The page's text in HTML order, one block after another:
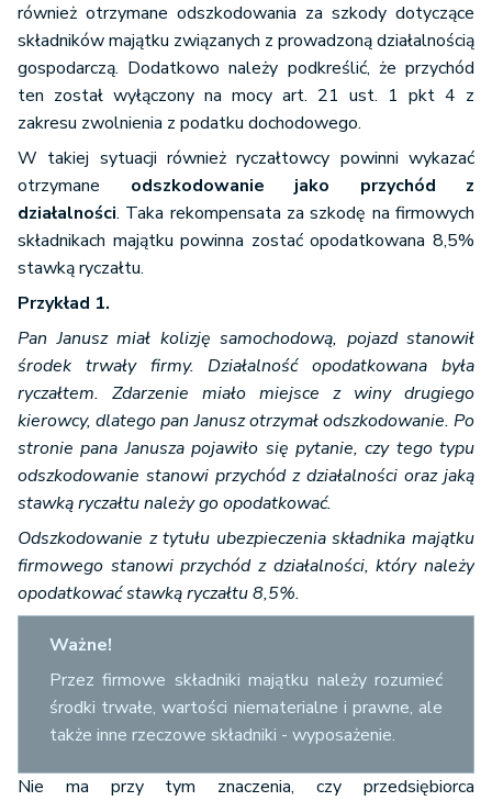
również otrzymane odszkodowania za szkody dotyczące
składników majątku związanych z prowadzoną działalnością
gospodarczą. Dodatkowo należy podkreślić, że przychód
ten został wyłączony na mocy art. 21 ust. 1 pkt 4 z
zakresu zwolnienia z podatku dochodowego.
W takiej sytuacji również ryczałtowcy powinni wykazać
otrzymane odszkodowanie jako przychód z
działalności. Taka rekompensata za szkodę na firmowych
składnikach majątku powinna zostać opodatkowana 8,5%
stawką ryczałtu.
Przykład 1.
Pan Janusz miał kolizję samochodową, pojazd stanowił
środek trwały firmy. Działalność opodatkowana była
ryczałtem. Zdarzenie miało miejsce z winy drugiego
kierowcy, dlatego pan Janusz otrzymał odszkodowanie. Po
stronie pana Janusza pojawiło się pytanie, czy tego typu
odszkodowanie stanowi przychód z działalności oraz jaką
stawką ryczałtu należy go opodatkować.
Odszkodowanie z tytułu ubezpieczenia składnika majątku
firmowego stanowi przychód z działalności, który należy
opodatkować stawką ryczałtu 8,5%.
Ważne!
Przez firmowe składniki majątku należy rozumieć
środki trwałe, wartości niematerialne i prawne, ale
także inne rzeczowe składniki - wyposażenie.
Nie ma przy tym znaczenia, czy przedsiębiorca